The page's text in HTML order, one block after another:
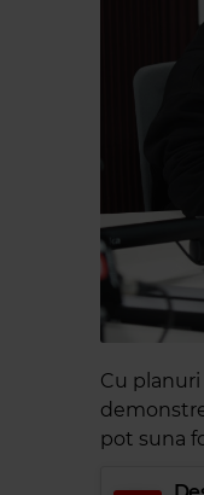
Cu
pot suna